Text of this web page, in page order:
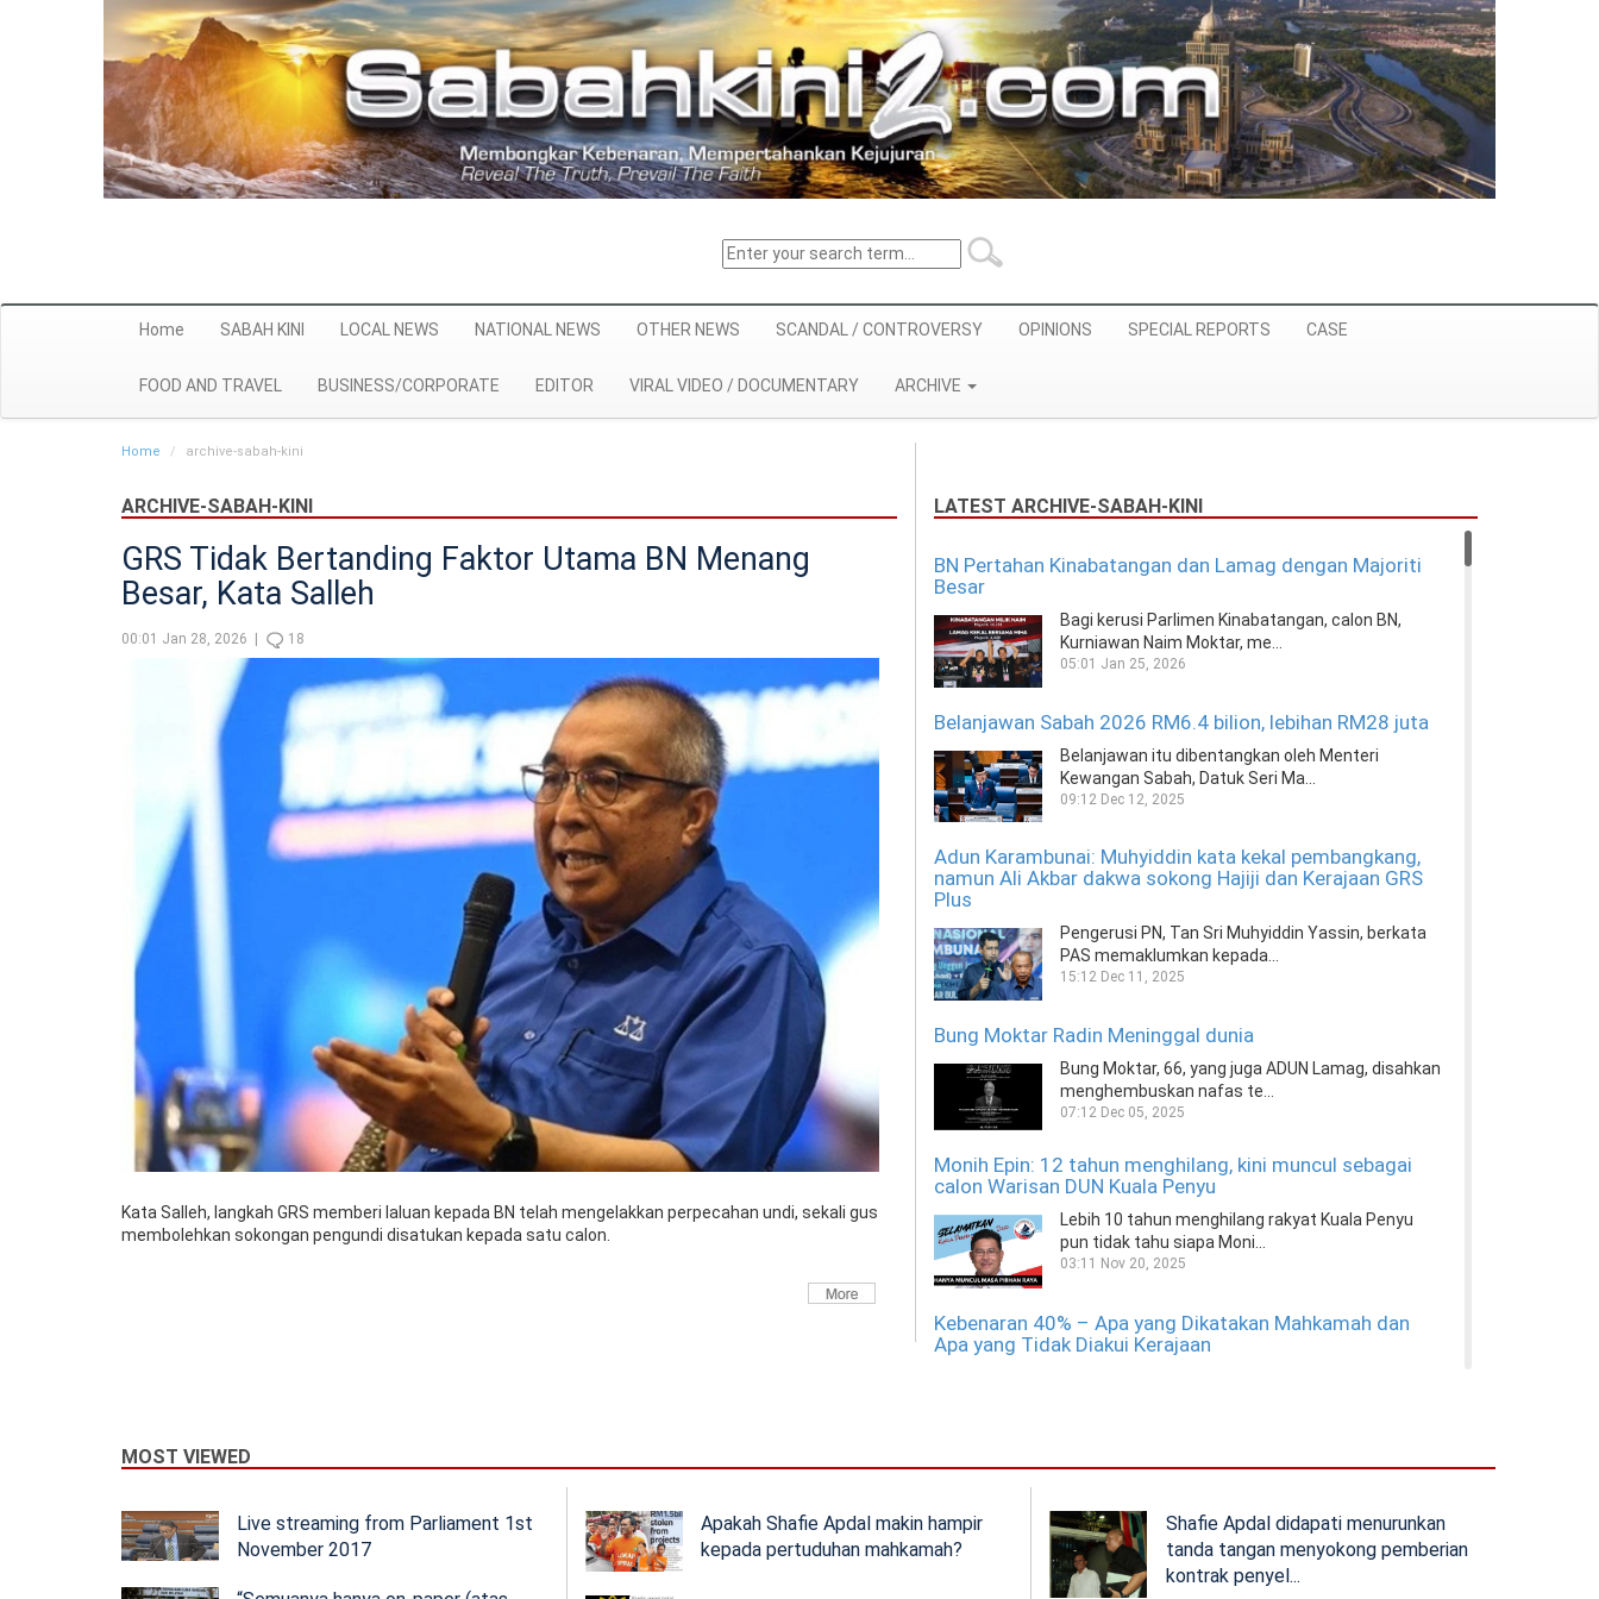
Home SABAH KINI LOCAL NEWS NATIONAL NEWS OTHER NEWS SCANDAL / CONTROVERSY OPINIONS SPECIAL REPORTS CASE
FOOD AND TRAVEL BUSINESS/CORPORATE EDITOR VIRAL VIDEO / DOCUMENTARY ARCHIVE
Home archive-sabah-kini
ARCHIVE-SABAH-KINI
GRS Tidak Bertanding Faktor Utama BN Menang
Besar, Kata Salleh
00:01 Jan 28, 2026 | 18
Kata Salleh, langkah GRS memberi laluan kepada BN telah mengelakkan perpecahan undi, sekali gus
membolehkan sokongan pengundi disatukan kepada satu calon.
LATEST ARCHIVE-SABAH-KINI
BN Pertahan Kinabatangan dan Lamag dengan Majoriti
Besar
Bagi kerusi Parlimen Kinabatangan, calon BN,
Kurniawan Naim Moktar, me...
05:01 Jan 25, 2026
Belanjawan Sabah 2026 RM6.4 bilion, lebihan RM28 juta
Belanjawan itu dibentangkan oleh Menteri
Kewangan Sabah, Datuk Seri Ma...
09:12 Dec 12, 2025
Adun Karambunai: Muhyiddin kata kekal pembangkang,
namun Ali Akbar dakwa sokong Hajiji dan Kerajaan GRS
Plus
Pengerusi PN, Tan Sri Muhyiddin Yassin, berkata
PAS memaklumkan kepada...
15:12 Dec 11, 2025
Bung Moktar Radin Meninggal dunia
Bung Moktar, 66, yang juga ADUN Lamag, disahkan
menghembuskan nafas te...
07:12 Dec 05, 2025
Monih Epin: 12 tahun menghilang, kini muncul sebagai
calon Warisan DUN Kuala Penyu
Lebih 10 tahun menghilang rakyat Kuala Penyu
pun tidak tahu siapa Moni...
03:11 Nov 20, 2025
Kebenaran 40% – Apa yang Dikatakan Mahkamah dan
Apa yang Tidak Diakui Kerajaan
Albert Tei Dilarang Masuk Sabah Kerana Pengacau, Tapi
Sebelum itu disekat dapat masuk kerana tunjuk
surat mahkamah. Kali ini...
19:10 Oct 24, 2025
MOST VIEWED
Live streaming from Parliament 1st
November 2017
Apakah Shafie Apdal makin hampir
kepada pertuduhan mahkamah?
Shafie Apdal didapati menurunkan
tanda tangan menyokong pemberian
kontrak penyel...